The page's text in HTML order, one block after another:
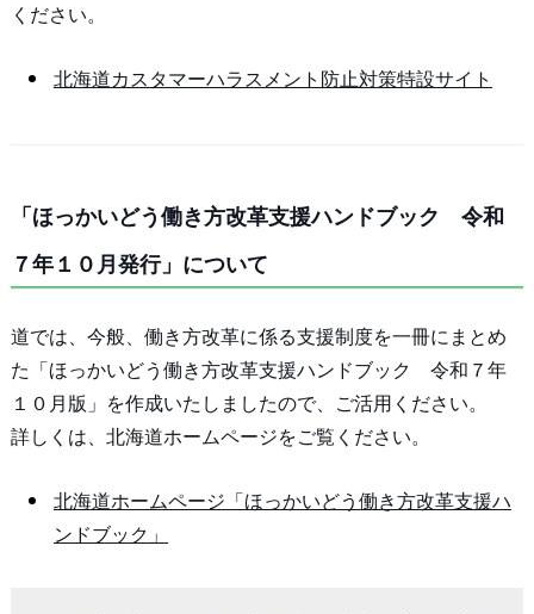
ください。
北海道カスタマーハラスメント防止対策特設サイト
「ほっかいどう働き方改革支援ハンドブック 令和
７年１０月発行」について
道では、今般、働き方改革に係る支援制度を一冊にまとめ
た「ほっかいどう働き方改革支援ハンドブック 令和７年
１０月版」を作成いたしましたので、ご活用ください。
詳しくは、北海道ホームページをご覧ください。
北海道ホームページ「ほっかいどう働き方改革支援ハ
ンドブック」